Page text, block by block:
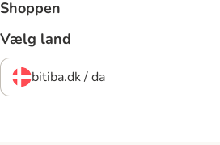
Shoppen
Vælg land
bitiba.dk / da